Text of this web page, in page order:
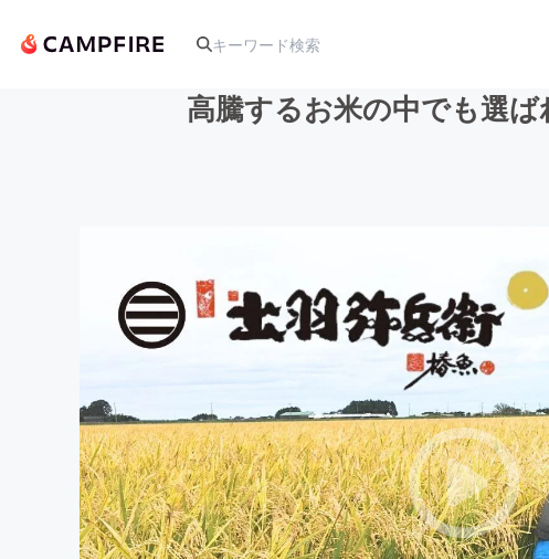
音楽
テクノロジー・ガジェット
書
ビジネス・起業 チ
まちづくり・地域活性化
高騰するお米の中でも選